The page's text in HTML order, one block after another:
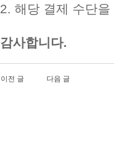
2. 해당 결제 수단
감사합니다.
이전 글 다음 글